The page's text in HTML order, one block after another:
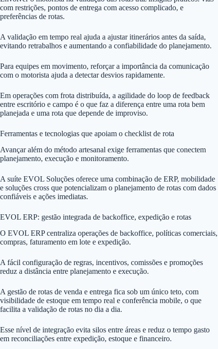
com restrições, pontos de entrega com acesso complicado, e
preferências de rotas.
A validação em tempo real ajuda a ajustar itinerários antes da saída,
evitando retrabalhos e aumentando a confiabilidade do planejamento.
Para equipes em movimento, reforçar a importância da comunicação
com o motorista ajuda a detectar desvios rapidamente.
Em operações com frota distribuída, a agilidade do loop de feedback
entre escritório e campo é o que faz a diferença entre uma rota bem
planejada e uma rota que depende de improviso.
Ferramentas e tecnologias que apoiam o checklist de rota
Avançar além do método artesanal exige ferramentas que conectem
planejamento, execução e monitoramento.
A suíte EVOL Soluções oferece uma combinação de ERP, mobilidade
e soluções cross que potencializam o planejamento de rotas com dados
confiáveis e ações imediatas.
EVOL ERP: gestão integrada de backoffice, expedição e rotas
O EVOL ERP centraliza operações de backoffice, políticas comerciais,
compras, faturamento em lote e expedição.
A fácil configuração de regras, incentivos, comissões e promoções
reduz a distância entre planejamento e execução.
A gestão de rotas de venda e entrega fica sob um único teto, com
visibilidade de estoque em tempo real e conferência mobile, o que
facilita a validação de rotas no dia a dia.
Esse nível de integração evita silos entre áreas e reduz o tempo gasto
em reconciliações entre expedição, estoque e financeiro.